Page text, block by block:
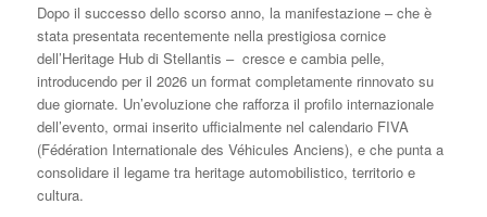
Dopo il successo dello scorso anno, la manifestazione – che è
stata presentata recentemente nella prestigiosa cornice
dell’Heritage Hub di Stellantis – cresce e cambia pelle,
introducendo per il 2026 un format completamente rinnovato su
due giornate. Un’evoluzione che rafforza il profilo internazionale
dell’evento, ormai inserito ufficialmente nel calendario FIVA
(Fédération Internationale des Véhicules Anciens), e che punta a
consolidare il legame tra heritage automobilistico, territorio e
cultura.